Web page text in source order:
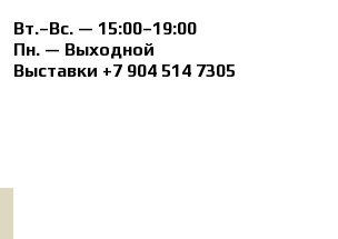
Вт.–Вс. — 15:00–19:00
Пн. — Выходной
Выставки +7 904 514 7305